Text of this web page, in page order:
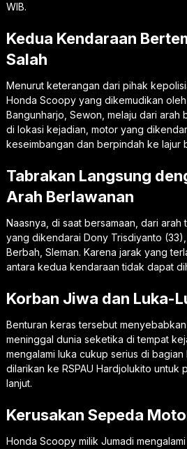
WIB.
Kedua Kendaraan
Salah
Menurut keterangan dari pihak
Honda Scoopy yang dikemudikan
Bangunharjo, Sewon, melaju dari arah
di lokasi kejadian, motor yang
keseimbangan dan berpindah ke lajur
Tabrakan Langsung
Arah Berlawanan
Naasnya, di saat bersamaan, dari arah
yang dikendarai Dony Trisdiyanto
Berbah, Sleman. Karena jarak yang
antara kedua kendaraan tidak dapat
Korban Jiwa dan Luka-
Benturan keras tersebut
meninggal dunia seketika di tempat
mengalami luka cukup serius di
dilarikan ke RSPAU Hardjolukito untuk
lanjut.
Kerusakan Sepeda
Honda Scoopy milik Jumadi